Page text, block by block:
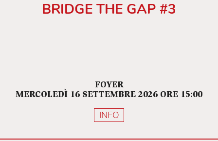
BRIDGE THE GAP #3
FOYER
MERCOLEDÌ 16 SETTEMBRE 2026 ORE 15:00
INFO